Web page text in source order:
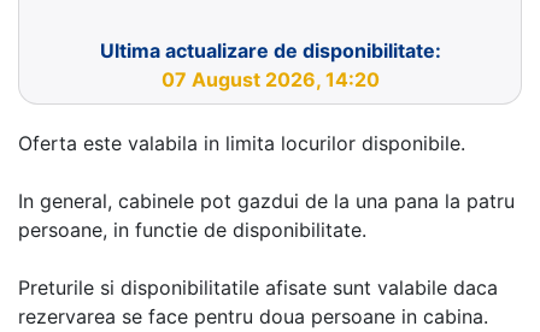
Ultima actualizare de disponibilitate:
07 August 2026, 14:20
Oferta este valabila in limita locurilor disponibile.
In general, cabinele pot gazdui de la una pana la patru
persoane, in functie de disponibilitate.
Preturile si disponibilitatile afisate sunt valabile daca
rezervarea se face pentru doua persoane in cabina.